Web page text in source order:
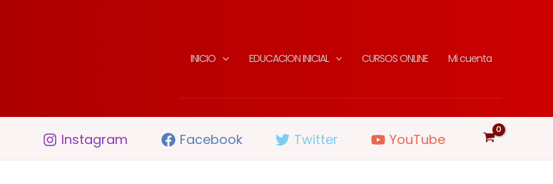
INICIO EDUCACION INICIAL CURSOS ONLINE Mi cuenta
Instagram Facebook Twitter YouTube